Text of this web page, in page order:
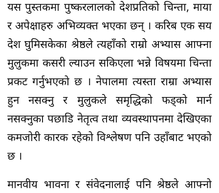
यस पुस्तकमा पुष्करलालको देशप्रतिको चिन्ता, माया
र अपेक्षाहरु अभिव्यक्त भएका छन् । करिब एक सय
देश घुमिसकेका श्रेष्ठले त्यहाँको राम्रो अभ्यास आफ्ना
मुलुकमा कसरी ल्याउन सकिएला भन्ने विषयमा चिन्ता
प्रकट गर्नुभएको छ । नेपालमा त्यस्ता राम्रा अभ्यास
हुन नसक्नु र मुलुकले समृद्धिको फड्को मार्न
नसक्नुका पछाडि नेतृत्व तथा व्यवस्थापनमा देखिएका
कमजोरी कारक रहेको विश्लेषण पनि उहाँबाट भएको
छ ।
मानवीय भावना र संवेदनालाई पनि श्रेष्ठले आफ्नो